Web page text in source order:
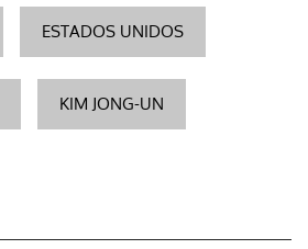
ESTADOS UNIDOS
KIM JONG-UN